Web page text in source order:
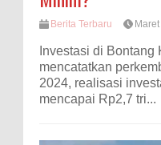
Berita Terbaru
Investasi di Bontang
mencatatkan
2024, realisasi
mencapai Rp2,7 tri...